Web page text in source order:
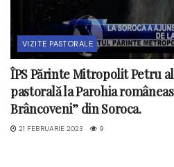
VIZITE PASTORALE
ÎPS Părinte Mitropolit Petru
pastorală la Parohia
Brâncoveni” din Soroca.
21 FEBRUARIE 2023 9